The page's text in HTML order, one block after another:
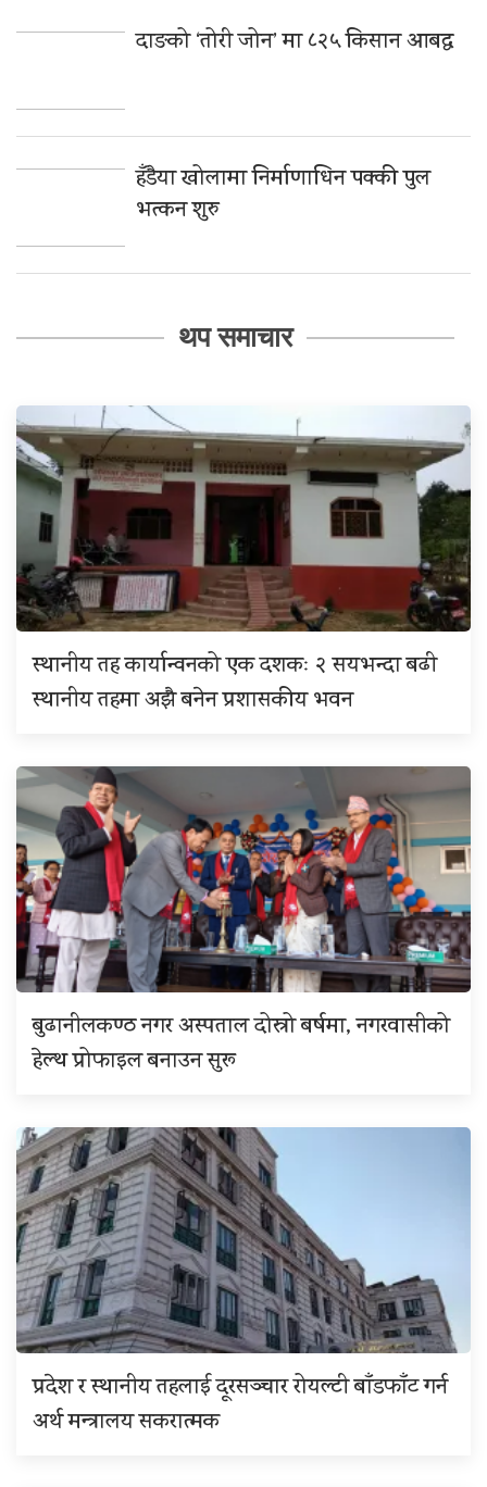
दाङको ‘तोरी जोन’ मा ८२५ किसान आबद्ध
हँडैया खोलामा निर्माणाधिन पक्की पुल
भत्कन शुरु
थप समाचार
स्थानीय तह कार्यान्वनको एक दशकः २ सयभन्दा बढी
स्थानीय तहमा अझै बनेन प्रशासकीय भवन
बुढानीलकण्ठ नगर अस्पताल दोस्रो बर्षमा, नगरवासीको
हेल्थ प्रोफाइल बनाउन सुरू
प्रदेश र स्थानीय तहलाई दूरसञ्चार रोयल्टी बाँडफाँट गर्न
अर्थ मन्त्रालय सकरात्मक